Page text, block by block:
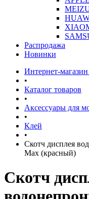
Распродажа
Новинки
Интернет-
•
Каталог товаров
•
Аксессуары для
•
Клей
•
Скотч дисплея
Max (красный)
Скотч